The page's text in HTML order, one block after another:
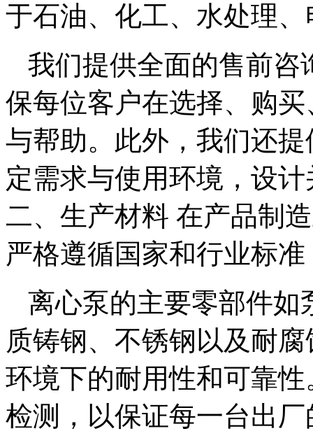
于石油、化工、水处理
我们提供全面的售前咨
保每位客户在选择、购
与帮助。此外，我们还
定需求与使用环境，设
二、生产材料 在产品制
严格遵循国家和行业标
离心泵的主要零部件如
质铸钢、不锈钢以及耐
环境下的耐用性和可靠
检测，以保证每一台出